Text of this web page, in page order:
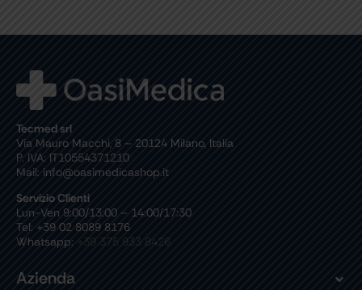
Tecmed srl
Via Mauro Macchi, 8 – 20124 Milano, Italia
P. IVA: IT10554371210
Mail: info@oasimedicashop.it
Servizio Clienti
Lun-Ven 9:00/13:00 – 14:00/17:30
Tel: +39 02 8089 8176
Whatsapp:
+39 375 933 8426
Azienda